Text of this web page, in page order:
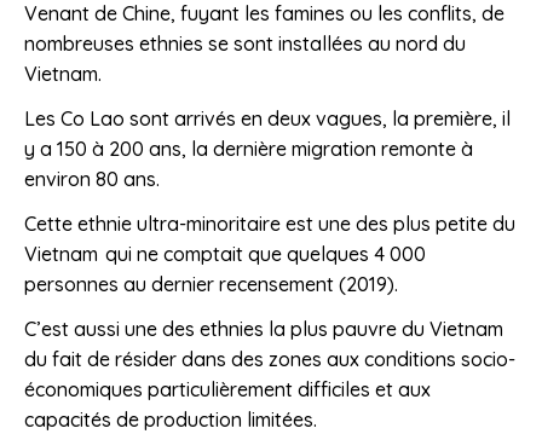
Venant de Chine, fuyant les famines ou les conflits, de
nombreuses ethnies se sont installées au nord du
Vietnam.
Les Co Lao sont arrivés en deux vagues, la première, il
y a 150 à 200 ans, la dernière migration remonte à
environ 80 ans.
Cette ethnie ultra-minoritaire est une des plus petite du
Vietnam qui ne comptait que quelques 4 000
personnes au dernier recensement (2019).
C’est aussi une des ethnies la plus pauvre du Vietnam
du fait de résider dans des zones aux conditions socio-
économiques particulièrement difficiles et aux
capacités de production limitées.